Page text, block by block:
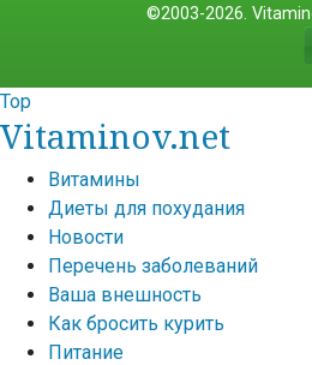
©2003-2026.
Top
Vitaminov.net
Витамины
Диеты для похудания
Новости
Перечень заболеваний
Ваша внешность
Как бросить курить
Питание